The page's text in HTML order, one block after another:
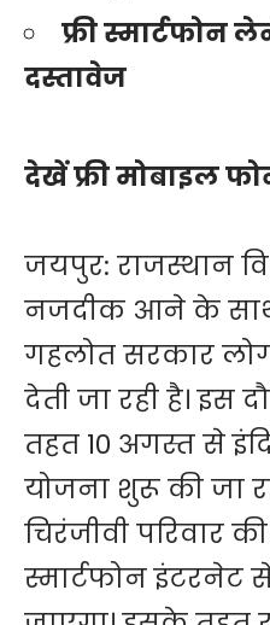
फ्री स्मार्टफोन
दस्तावेज
देखें फ्री मोबाइल
जयपुर: राजस्थान
नजदीक आने के
गहलोत सरकार
देती जा रही है। इस
तहत 10 अगस्त से
योजना शुरू की जा
चिरंजीवी परिवार
स्मार्टफोन इंटरनेट